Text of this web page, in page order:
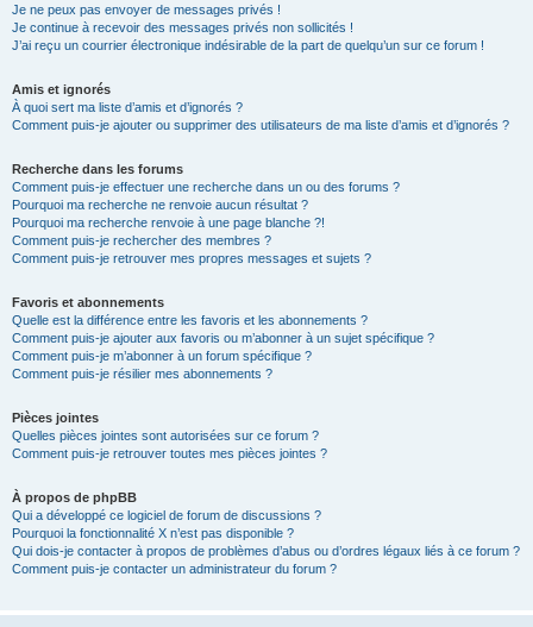
Je ne peux pas envoyer de messages privés !
Je continue à recevoir des messages privés non sollicités !
J’ai reçu un courrier électronique indésirable de la part de quelqu’un sur ce forum !
Amis et ignorés
À quoi sert ma liste d’amis et d’ignorés ?
Comment puis-je ajouter ou supprimer des utilisateurs de ma liste d’amis et d’ignorés ?
Recherche dans les forums
Comment puis-je effectuer une recherche dans un ou des forums ?
Pourquoi ma recherche ne renvoie aucun résultat ?
Pourquoi ma recherche renvoie à une page blanche ?!
Comment puis-je rechercher des membres ?
Comment puis-je retrouver mes propres messages et sujets ?
Favoris et abonnements
Quelle est la différence entre les favoris et les abonnements ?
Comment puis-je ajouter aux favoris ou m’abonner à un sujet spécifique ?
Comment puis-je m’abonner à un forum spécifique ?
Comment puis-je résilier mes abonnements ?
Pièces jointes
Quelles pièces jointes sont autorisées sur ce forum ?
Comment puis-je retrouver toutes mes pièces jointes ?
À propos de phpBB
Qui a développé ce logiciel de forum de discussions ?
Pourquoi la fonctionnalité X n’est pas disponible ?
Qui dois-je contacter à propos de problèmes d’abus ou d’ordres légaux liés à ce forum ?
Comment puis-je contacter un administrateur du forum ?